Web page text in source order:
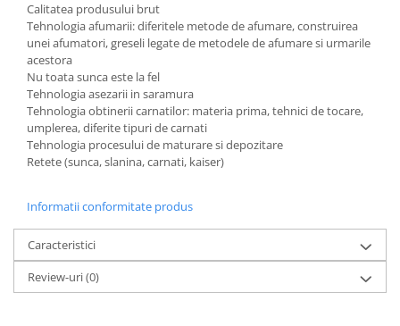
Calitatea produsului brut
Tehnologia afumarii: diferitele metode de afumare, construirea
unei afumatori, greseli legate de metodele de afumare si urmarile
acestora
Nu toata sunca este la fel
Tehnologia asezarii in saramura
Tehnologia obtinerii carnatilor: materia prima, tehnici de tocare,
umplerea, diferite tipuri de carnati
Tehnologia procesului de maturare si depozitare
Retete (sunca, slanina, carnati, kaiser)
Informatii conformitate produs
Caracteristici
Review-uri(0)